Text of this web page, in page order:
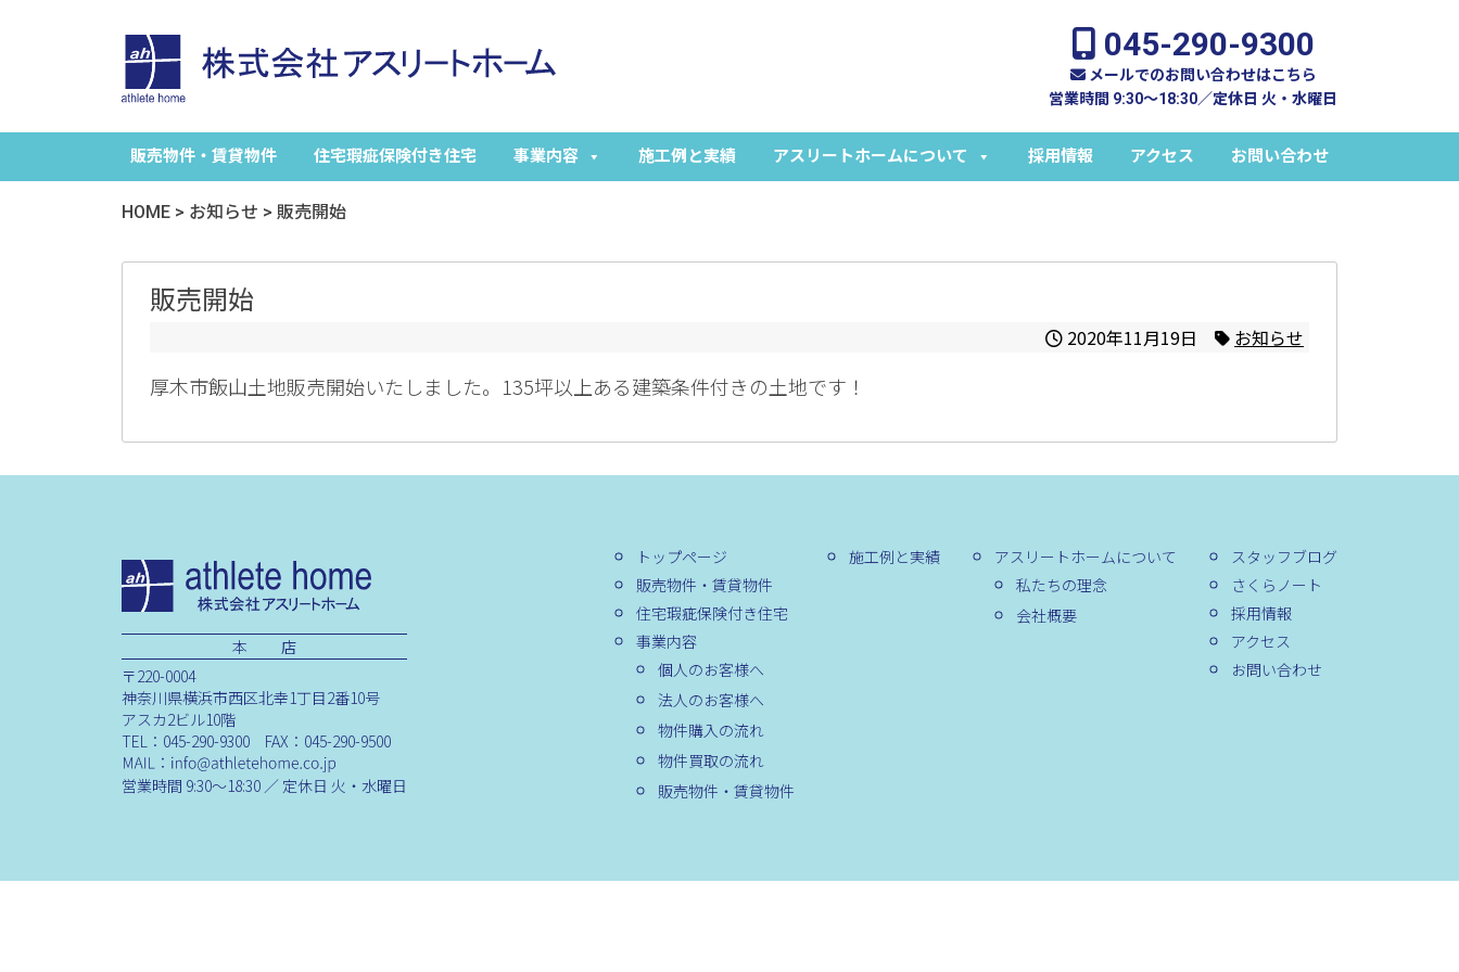
045-290-9300
メールでのお問い合わせはこちら
営業時間 9:30～18:30／定休日 火・水曜日
販売物件・賃貸物件 住宅瑕疵保険付き住宅 事業内容 施工例と実績 アスリートホームについて 採用情報 アクセス お問い合わせ
HOME > お知らせ > 販売開始
販売開始
2020年11月19日 お知らせ
厚木市飯山土地販売開始いたしました。135坪以上ある建築条件付きの土地です！
本 店
〒220-0004
神奈川県横浜市西区北幸1丁目2番10号
アスカ2ビル10階
TEL：045-290-9300 FAX：045-290-9500
営業時間 9:30～18:30 ／ 定休日 火・水曜日
トップページ
販売物件・賃貸物件
住宅瑕疵保険付き住宅
事業内容
個人のお客様へ
法人のお客様へ
物件購入の流れ
物件買取の流れ
販売物件・賃貸物件
施工例と実績
アスリートホームについて
私たちの理念
会社概要
スタッフブログ
さくらノート
採用情報
アクセス
お問い合わせ